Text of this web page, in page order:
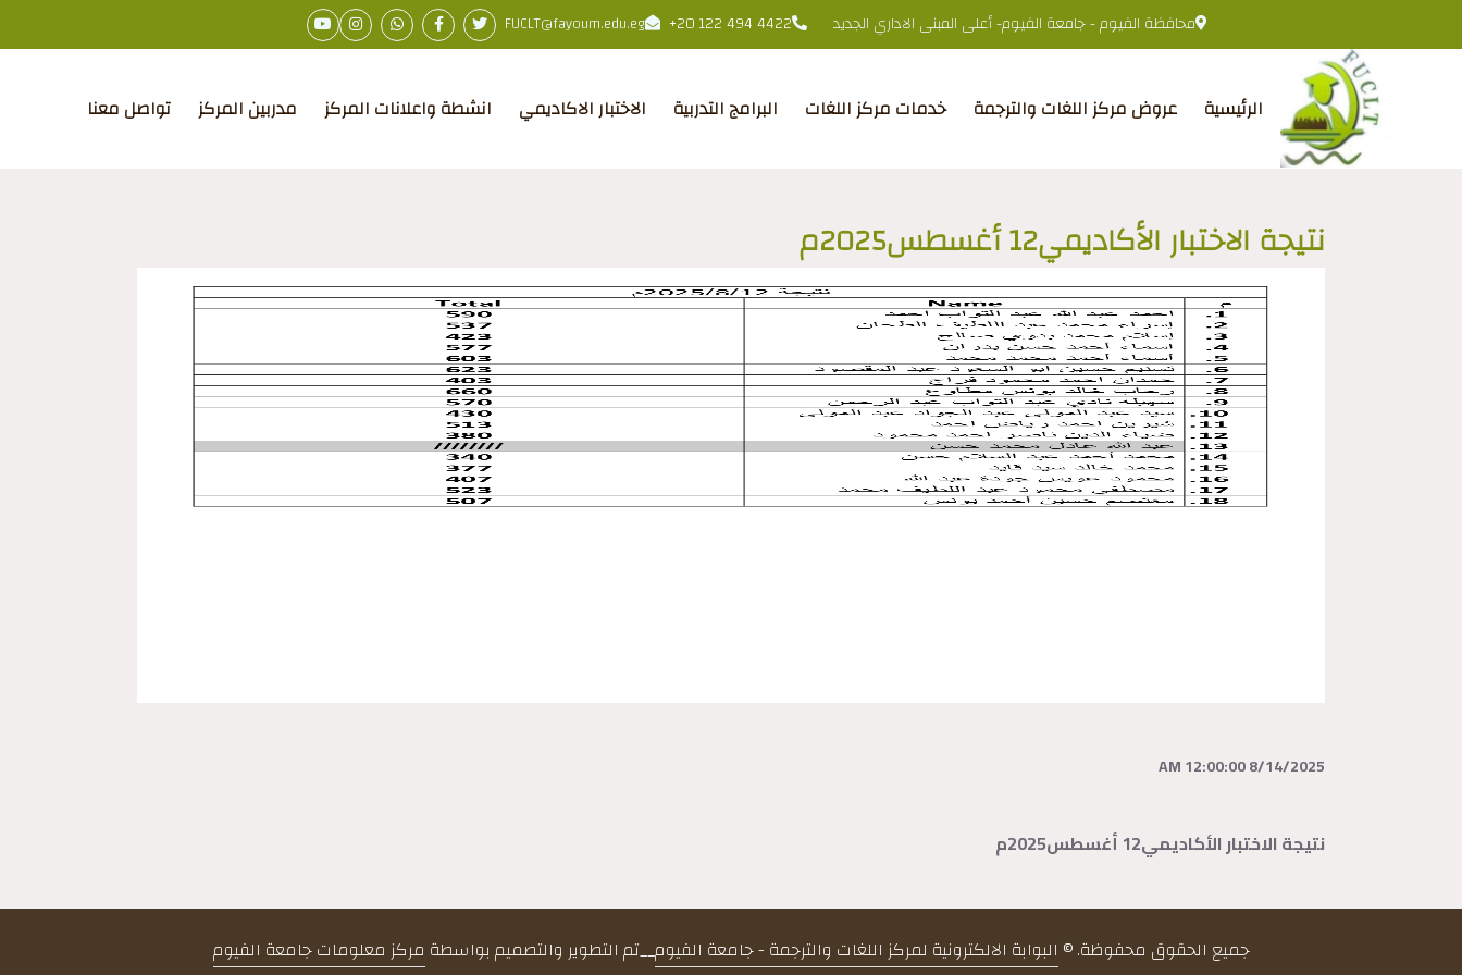
محافظة الفيوم - جامعة الفيوم- أعلى المبنى الاداري الجديد +20 122 494 4422
FUCLT@fayoum.edu.eg
الرئيسية عروض مركز اللغات والترجمة خدمات مركز اللغات البرامج التدربية الاختبار الاكاديمي انشطة واعلانات المركز مدربين المركز تواصل معنا
نتيجة الاختبار الأكاديمي12 أغسطس2025م
8/14/2025 12:00:00 AM
نتيجة الاختبار الأكاديمي12 أغسطس2025م
جميع الحقوق محفوظة. © البوابة الالكترونية لمركز اللغات والترجمة - جامعة الفيوم__تم التطوير والتصميم بواسطة مركز معلومات جامعة الفيوم